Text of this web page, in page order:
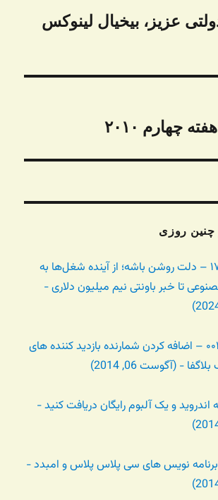
عزیز، بیخیال لینوکس
چهارم ۲۰۱۰
روزی
رادیو جادی ۱۷۳ – دلت روشن باشه؛ از آینده شغل‌ها به
تا خبر باونتی نیم میلیون دلاری -
جادی تی وی ۰۰۴ – اضافه کردن شمارنده بازدید کننده های
- (آگوست 06, 2014)
اندروید و یک آلبوم رایگان دریافت کنید -
نویس های سی پلاس پلاس و امبدد -